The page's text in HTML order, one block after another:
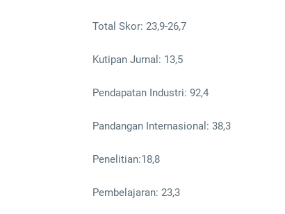
Total Skor: 23,9-26,7
Kutipan Jurnal: 13,5
Pendapatan Industri: 92,4
Pandangan Internasional: 38,3
Penelitian:18,8
Pembelajaran: 23,3